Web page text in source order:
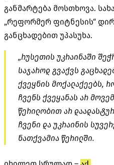
განმარტება მოსთხოვა.
„რეფორმერ ფიტნესის“
განცხადებით უპასუხა.
„რუსეთის უკრაინაში
საჯაროდ გვაქვს
ქვეყნის მოქალაქეებს,
ჩვენს ქვეყანას არ
წერილობით არ
ჩვენი და უკრაინის
ნათქვამია წერილში.